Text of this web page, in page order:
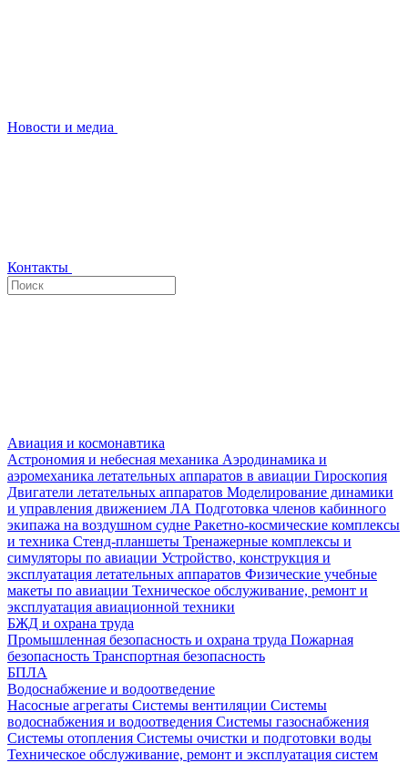
Новости и медиа
Контакты
Авиация и космонавтика
Астрономия и небесная механика Аэродинамика и
аэромеханика летательных аппаратов в авиации Гироскопия
Двигатели летательных аппаратов Моделирование динамики
и управления движением ЛА Подготовка членов кабинного
экипажа на воздушном судне Ракетно-космические комплексы
и техника Стенд-планшеты Тренажерные комплексы и
симуляторы по авиации Устройство, конструкция и
эксплуатация летательных аппаратов Физические учебные
макеты по авиации Техническое обслуживание, ремонт и
эксплуатация авиационной техники
БЖД и охрана труда
Промышленная безопасность и охрана труда Пожарная
безопасность Транспортная безопасность
БПЛА
Водоснабжение и водоотведение
Насосные агрегаты Системы вентиляции Системы
водоснабжения и водоотведения Системы газоснабжения
Системы отопления Системы очистки и подготовки воды
Техническое обслуживание, ремонт и эксплуатация систем